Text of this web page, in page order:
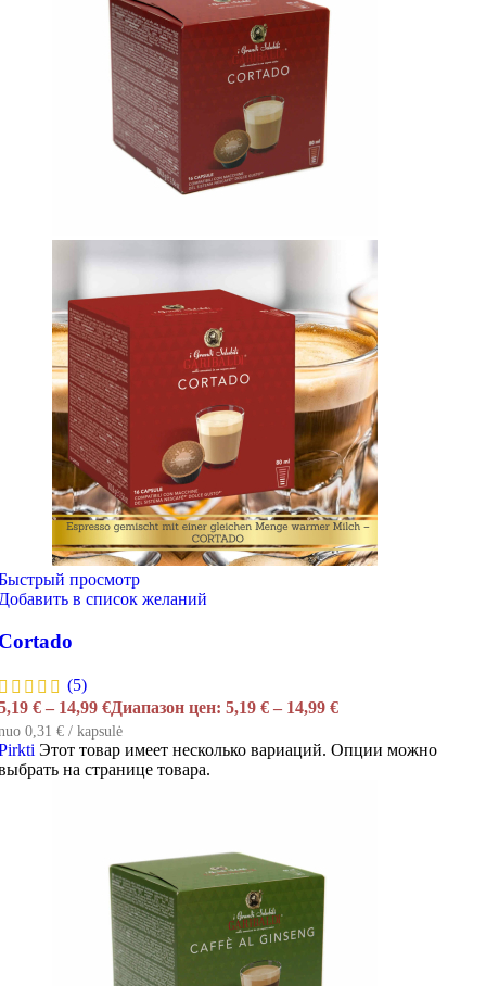
просмотр
в список желаний
(5)
€ – 14,99 €Диапазон цен: 5,19 € – 14,99 €
0,31 € / kapsulė
Этот товар имеет несколько вариаций. Опции можно
на странице товара.